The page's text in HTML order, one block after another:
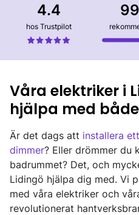
4.4
hos Trustpilot
Våra elektriker i
hjälpa med
Är det dags att installera
dimmer? Eller drömmer du
badrummet? Det, och
Lidingö hjälpa dig med. Vi
med våra elektriker och
revolutionerat